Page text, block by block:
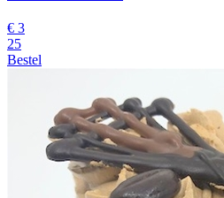
€ 3
25
Bestel